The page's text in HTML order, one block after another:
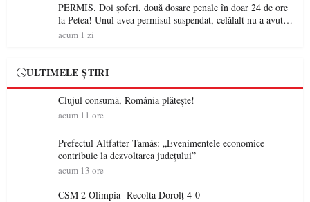
PERMIS. Doi șoferi, două dosare penale în doar 24 de ore
la Petea! Unul avea permisul suspendat, celălalt nu a avut
niciodată permis
acum 1 zi
ULTIMELE ȘTIRI
Clujul consumă, România plătește!
acum 11 ore
Prefectul Altfatter Tamás: „Evenimentele economice
contribuie la dezvoltarea județului”
acum 13 ore
CSM 2 Olimpia- Recolta Dorolț 4-0